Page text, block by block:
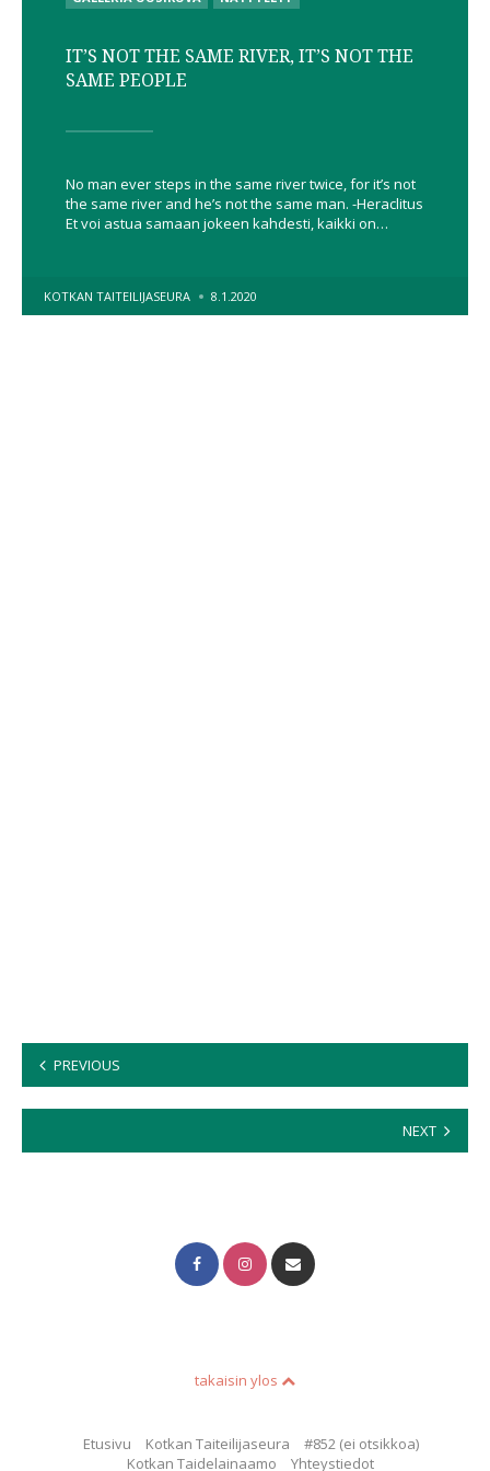
IN
IT’S NOT THE SAME RIVER, IT’S NOT THE
SAME PEOPLE
No man ever steps in the same river twice, for it’s not
the same river and he’s not the same man. -Heraclitus
Et voi astua samaan jokeen kahdesti, kaikki on…
POSTED
KOTKAN TAITEILIJASEURA 8.1.2020
Artikkelien
sivutus
PREVIOUS
NEXT
takaisin ylos
Etusivu Kotkan Taiteilijaseura
#852 (ei otsikkoa)
Kotkan Taidelainaamo
Yhteystiedot